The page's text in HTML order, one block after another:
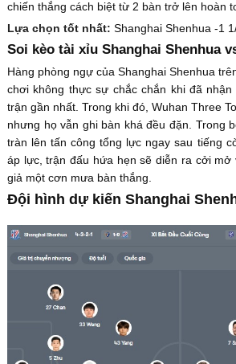
chiến thắng cách biệt từ 2 bàn trở lên hoàn
Lựa chọn tốt nhất: Shanghai Shenhua -1
Soi kèo tài xỉu Shanghai Shenhua
Hàng phòng ngự của Shanghai Shenhua
chơi không thực sự chắc chắn khi đã
trận gần nhất. Trong khi đó, Wuhan Three
nhưng họ vẫn ghi bàn khá đều đặn. Trong
tràn lên tấn công tổng lực ngay sau tiếng
áp lực, trận đấu hứa hẹn sẽ diễn ra cởi mở
giả một cơn mưa bàn thắng.
Đội hình dự kiến Shanghai